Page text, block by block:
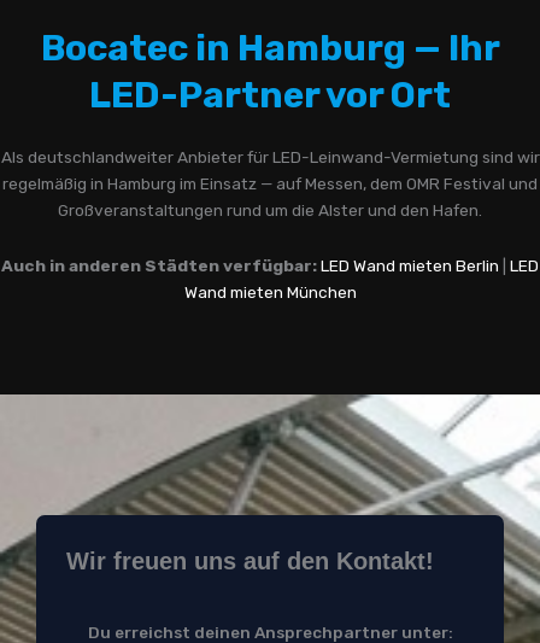
Bocatec in Hamburg — Ihr
LED-Partner vor Ort
Als deutschlandweiter Anbieter für LED-Leinwand-Vermietung sind wir
regelmäßig in Hamburg im Einsatz — auf Messen, dem OMR Festival und
Großveranstaltungen rund um die Alster und den Hafen.
Auch in anderen Städten verfügbar:LED Wand mieten Berlin
LED
Wand mieten München
Wir freuen uns auf den Kontakt!
Du erreichst deinen Ansprechpartner unter: